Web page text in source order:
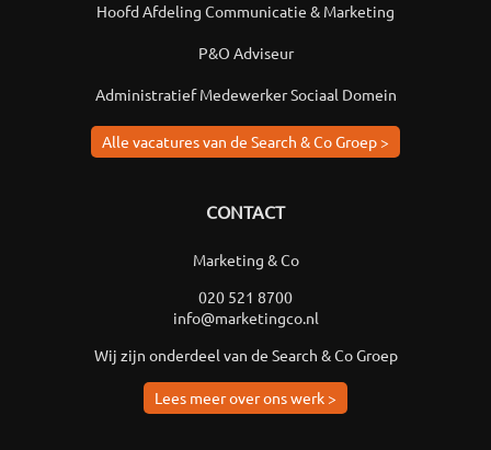
Hoofd Afdeling Communicatie & Marketing
P&O Adviseur
Administratief Medewerker Sociaal Domein
Alle vacatures van de Search & Co Groep >
CONTACT
Marketing & Co
020 521 8700
info@marketingco.nl
Wij zijn onderdeel van de Search & Co Groep
Lees meer over ons werk >